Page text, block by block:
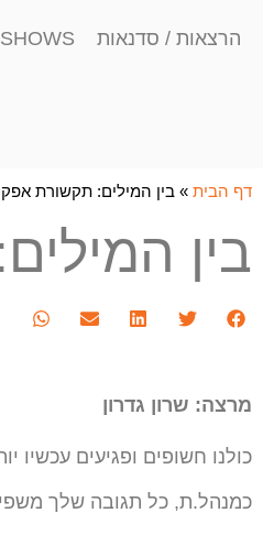
הרצאות / סדנאות TALK SHOWS
דף הבית » בין המילים: תקשורת
בין
מרצה: שרון גדרון
כולנו חשופים ופגיעים עכשיו
כמנהל.ת, כל תגובה שלך